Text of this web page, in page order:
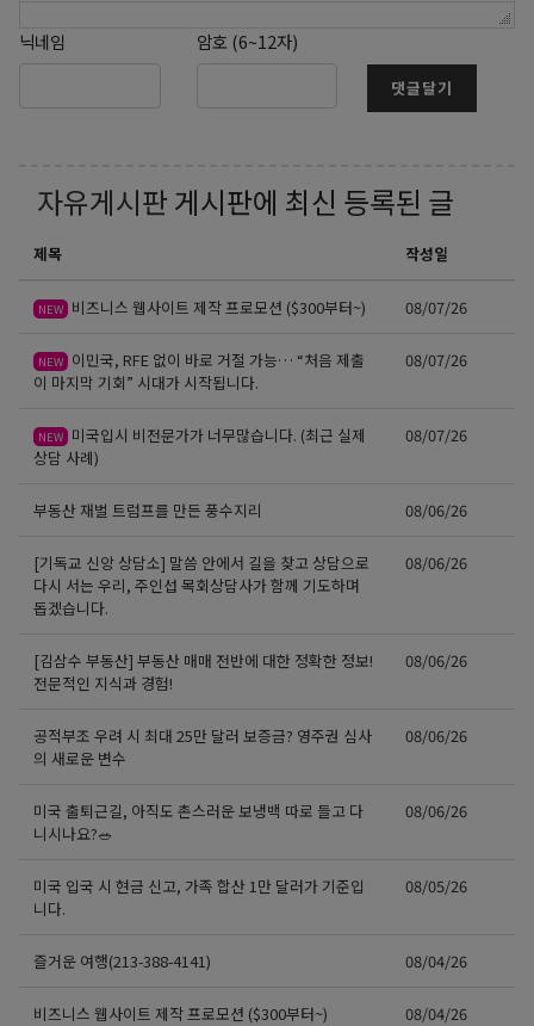
닉네임 암호 (6~12자)
댓글달기
자유게시판 게시판에 최신 등록된 글
제목 작성일
NEW 비즈니스 웹사이트 제작 프로모션 ($300부터~) 08/07/26
NEW 이민국, RFE 없이 바로 거절 가능… “처음 제출
이 마지막 기회” 시대가 시작됩니다.
08/07/26
NEW 미국입시 비전문가가 너무많습니다. (최근 실제
상담 사례)
08/07/26
부동산 재벌 트럼프를 만든 풍수지리 08/06/26
[기독교 신앙 상담소] 말씀 안에서 길을 찾고 상담으로
다시 서는 우리, 주인섭 목회상담사가 함께 기도하며
돕겠습니다.
08/06/26
[김삼수 부동산] 부동산 매매 전반에 대한 정확한 정보!
전문적인 지식과 경험!
08/06/26
공적부조 우려 시 최대 25만 달러 보증금? 영주권 심사
의 새로운 변수
08/06/26
미국 출퇴근길, 아직도 촌스러운 보냉백 따로 들고 다
니시나요?🥗
08/06/26
미국 입국 시 현금 신고, 가족 합산 1만 달러가 기준입
니다.
08/05/26
즐거운 여행(213-388-4141) 08/04/26
비즈니스 웹사이트 제작 프로모션 ($300부터~) 08/04/26